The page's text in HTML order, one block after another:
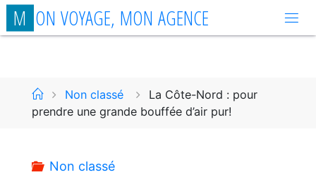
Aller
auM ON VOYAGE, MON AGENCE
AccueilNon classé
La Côte-Nord : pour
prendre une grande bouffée d’air pur!
Non classé